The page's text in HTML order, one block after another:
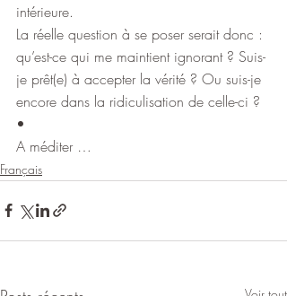
intérieure.
La réelle question à se poser serait donc :
qu’est-ce qui me maintient ignorant ? Suis-
je prêt(e) à accepter la vérité ? Ou suis-je
encore dans la ridiculisation de celle-ci ?
•
A méditer …
Français